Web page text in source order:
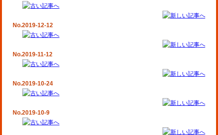
No.2019-12-12
No.2019-11-12
No.2019-10-24
No.2019-10-9